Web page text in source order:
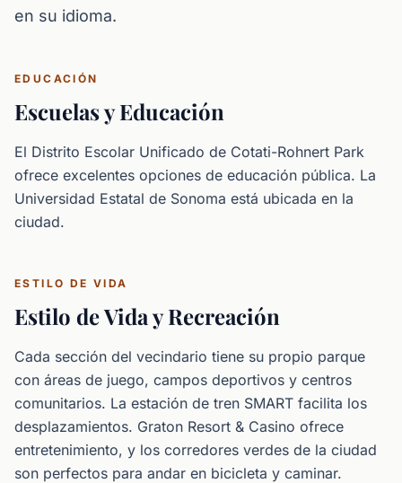
en su idioma.
EDUCACIÓN
Escuelas y Educación
El Distrito Escolar Unificado de Cotati-Rohnert Park
ofrece excelentes opciones de educación pública. La
Universidad Estatal de Sonoma está ubicada en la
ciudad.
ESTILO DE VIDA
Estilo de Vida y Recreación
Cada sección del vecindario tiene su propio parque
con áreas de juego, campos deportivos y centros
comunitarios. La estación de tren SMART facilita los
desplazamientos. Graton Resort & Casino ofrece
entretenimiento, y los corredores verdes de la ciudad
son perfectos para andar en bicicleta y caminar.